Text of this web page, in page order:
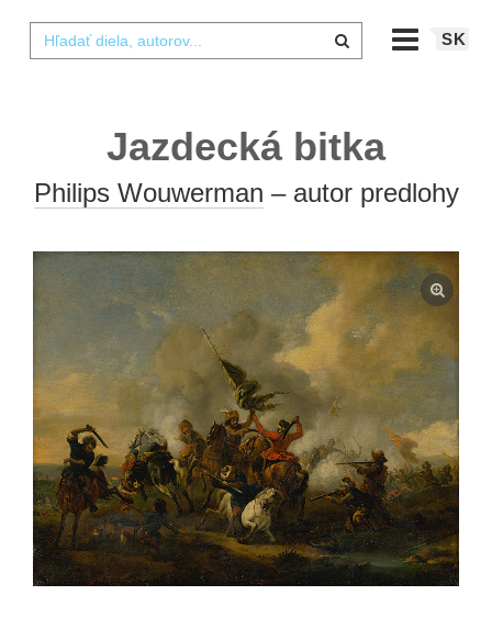
SK
Jazdecká bitka
Philips Wouwerman – autor predlohy